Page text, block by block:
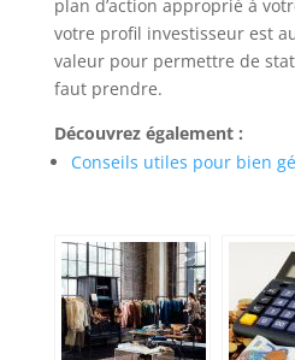
plan d’action approprié à
votre profil investisseur est
valeur pour permettre de
faut prendre.
Découvrez également :
Conseils utiles pour bien